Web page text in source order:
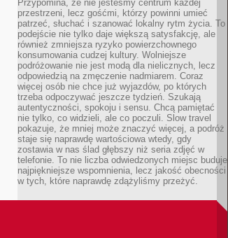
Przypomina, że nie jesteśmy centrum każdej
przestrzeni, lecz gośćmi, którzy powinni umieć
patrzeć, słuchać i szanować lokalny rytm życia. To
podejście nie tylko daje większą satysfakcję, ale
również zmniejsza ryzyko powierzchownego
konsumowania cudzej kultury. Wolniejsze
podróżowanie nie jest modą dla nielicznych, lecz
odpowiedzią na zmęczenie nadmiarem. Coraz
więcej osób nie chce już wyjazdów, po których
trzeba odpoczywać jeszcze tydzień. Szukają
autentyczności, spokoju i sensu. Chcą pamiętać
nie tylko, co widzieli, ale co poczuli. Slow travel
pokazuje, że mniej może znaczyć więcej, a podróż
staje się naprawdę wartościowa wtedy, gdy
zostawia w nas ślad głębszy niż seria zdjęć w
telefonie. To nie liczba odwiedzonych miejsc buduje
najpiękniejsze wspomnienia, lecz jakość obecności
w tych, które naprawdę zdążyliśmy przeżyć.